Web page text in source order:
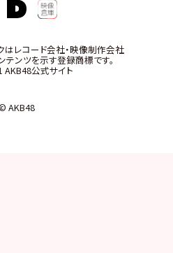
はレコード会社・映像制作会社
テンツを示す登録商標です。
AKB48公式サイト
AKB48